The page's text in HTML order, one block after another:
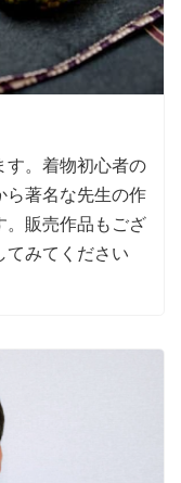
す。着物初心者の
ら著名な先生の作
。販売作品もござ
てみてください